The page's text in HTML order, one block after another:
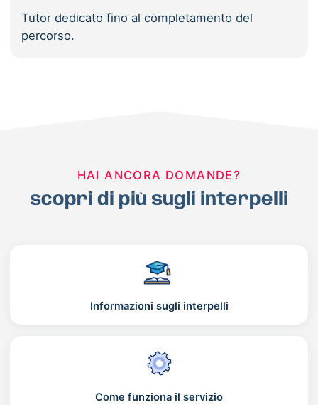
Tutor dedicato fino al completamento del
percorso.
HAI ANCORA DOMANDE?
scopri di più sugli interpelli
Informazioni sugli interpelli
Come funziona il servizio